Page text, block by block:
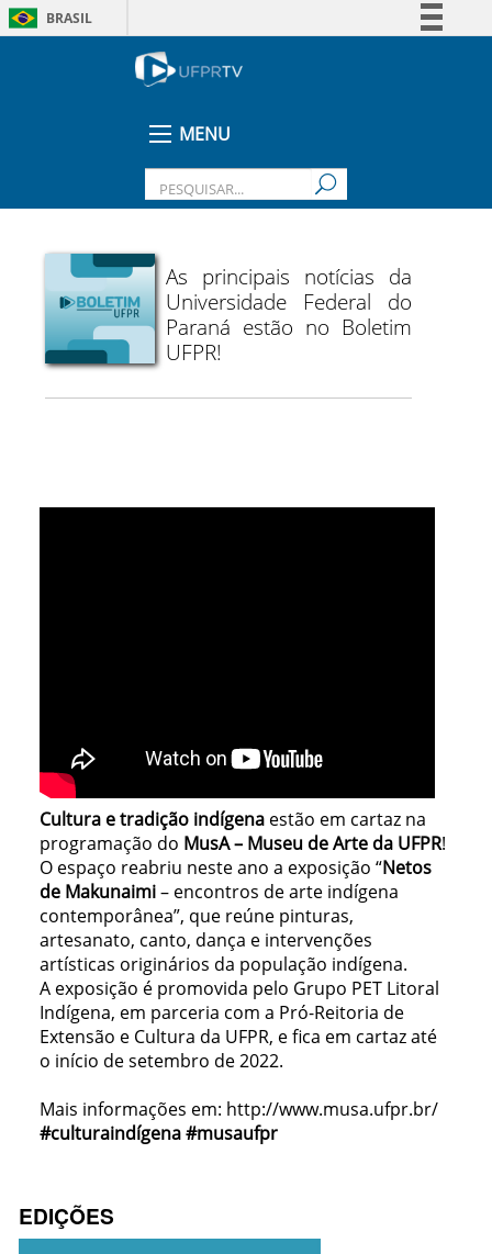
BRASIL
Legislação
MENU
As principais notícias da
Universidade Federal do
Paraná estão no Boletim
UFPR!
Cultura e tradição indígena estão em cartaz na
programação do MusA – Museu de Arte da UFPR!
O espaço reabriu neste ano a exposição “Netos
de Makunaimi– encontros de arte indígena
contemporânea”, que reúne pinturas,
artesanato, canto, dança e intervenções
artísticas originários da população indígena.
A exposição é promovida pelo Grupo PET Litoral
Indígena, em parceria com a Pró-Reitoria de
Extensão e Cultura da UFPR, e fica em cartaz até
o início de setembro de 2022.
Mais informações em: http://www.musa.ufpr.br/
#culturaindígena #musaufpr
EDIÇÕES